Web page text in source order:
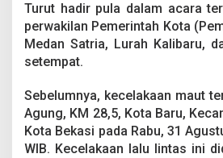
Turut hadir pula dalam acara
perwakilan Pemerintah Kota
Medan Satria, Lurah Kalibaru,
setempat.
Sebelumnya, kecelakaan maut
Agung, KM 28,5, Kota Baru,
Kota Bekasi pada Rabu, 31
WIB. Kecelakaan lalu lintas ini